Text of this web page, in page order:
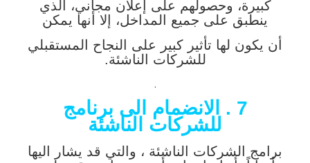
كبيرة، وحصولهم على إعلان مجاني، الذي
ينطبق على جميع المداخل، إلا أنها يمكن
أن يكون لها تأثير كبير على النجاح المستقبلي
للشركات الناشئة.
.
7 . الانضمام الى برنامج
للشركات الناشئة
برامج الشركات الناشئة ، والتي قد يشار اليها